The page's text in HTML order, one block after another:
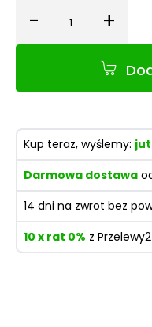
- Ilość +
Kup teraz, wyślemy:
Darmowa dostawa
14 dni na zwrot bez
10 x rat 0% z